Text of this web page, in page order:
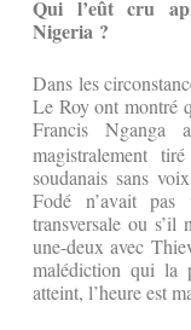
Qui l’eût cru
Nigeria ?
Dans les
Le Roy ont montré
Francis
magistralement
soudanais sans
Fodé n’avait
transversale ou s’il
une-deux avec
malédiction qui la
atteint, l’heure est